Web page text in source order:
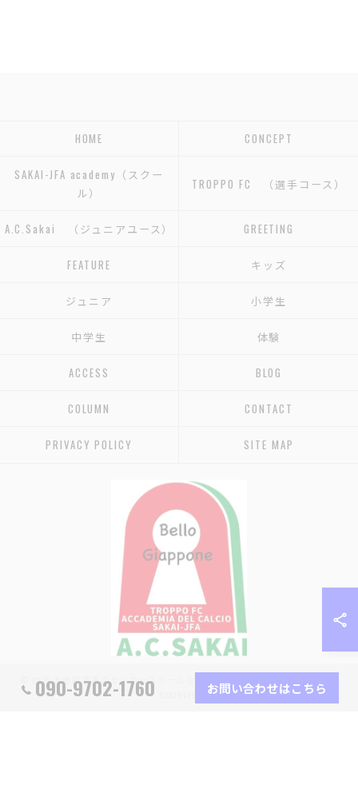
090-9702-1760 お問い合わせはこちら
HOME CONCEPT
SAKAI-JFA academy（スクー
ル）
TROPPO FC （選手コース）
A.C.Sakai （ジュニアユース） GREETING
FEATURE キッズ
ジュニア 小学生
中学生 体験
ACCESS BLOG
COLUMN CONTACT
PRIVACY POLICY SITE MAP
© 2026 大阪府堺市のサッカースクールなら堺少年サッカー協会 ALL RIGHTS